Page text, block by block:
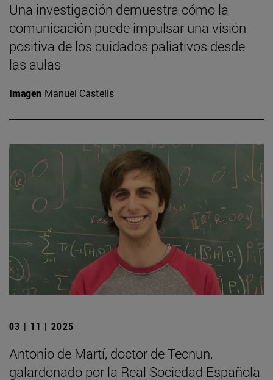
Una investigación demuestra cómo la
comunicación puede impulsar una visión
positiva de los cuidados paliativos desde
las aulas
Imagen Manuel Castells
03 | 11 | 2025
Antonio de Martí, doctor de Tecnun,
galardonado por la Real Sociedad Española